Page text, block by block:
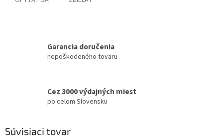
Garancia doručenia
nepoškodeného tovaru
Cez 3000 výdajných miest
po celom Slovensku
Súvisiaci tovar